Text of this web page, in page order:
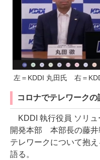
左＝KDDI 丸田氏 右＝
コロナでテレワーク
KDDI 執行役員 ソリュ
開発本部 本部長の藤井
テレワークについて抱
語る。